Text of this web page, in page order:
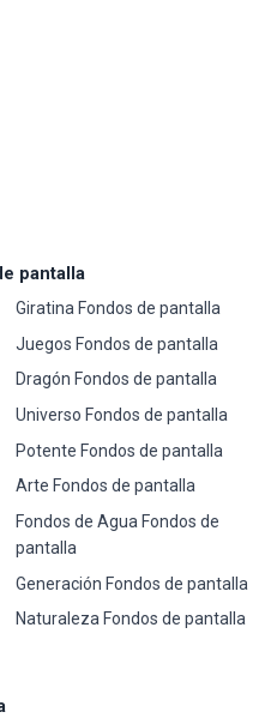
pantalla
Giratina Fondos de pantalla
Juegos Fondos de pantalla
Dragón Fondos de pantalla
Universo Fondos de pantalla
Potente Fondos de pantalla
Arte Fondos de pantalla
Fondos de Agua Fondos de
pantalla
Generación Fondos de pantalla
Naturaleza Fondos de pantalla